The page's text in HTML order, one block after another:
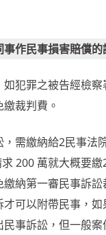
作民事損害賠償的
犯罪之被告經檢
裁判費。
需繳納給2民事法
200 萬就大概要
納第一審民事訴
可以附帶民事，
事訴訟，但一般